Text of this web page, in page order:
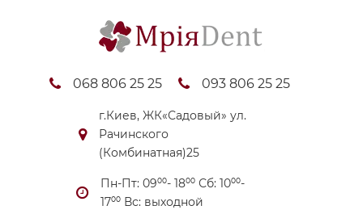
068 806 25 25 093 806 25 25
г.Киев, ЖК«Садовый» ул.
Рачинского
(Комбинатная)25
Пн-Пт: 09⁰⁰- 18⁰⁰ Сб: 10⁰⁰-
17⁰⁰ Вс: выходной